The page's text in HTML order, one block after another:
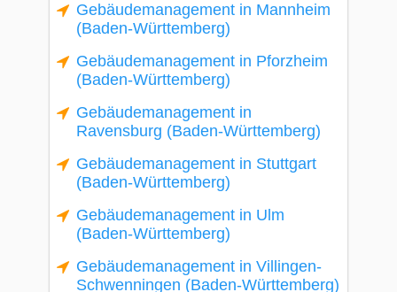
Gebäudemanagement in Mannheim
(Baden-Württemberg)
Gebäudemanagement in Pforzheim
(Baden-Württemberg)
Gebäudemanagement in
Ravensburg (Baden-Württemberg)
Gebäudemanagement in Stuttgart
(Baden-Württemberg)
Gebäudemanagement in Ulm
(Baden-Württemberg)
Gebäudemanagement in Villingen-
Schwenningen (Baden-Württemberg)